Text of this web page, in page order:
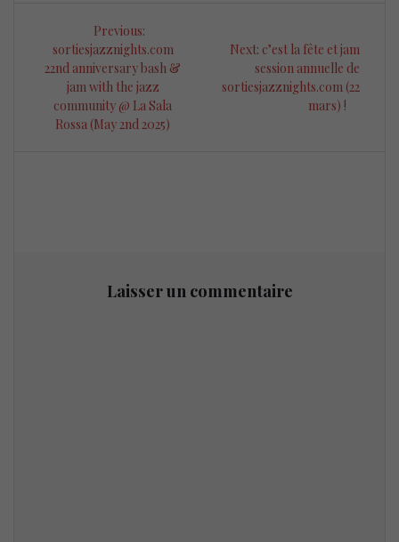
Navigation
l’article
Previous:
post:
sortiesjazznights.com
22nd anniversary bash &
jam with the jazz
community @ La Sala
Rossa (May 2nd 2025)
Next: Next
post:
c’est la fête et jam
session annuelle de
sortiesjazznights.com (22
mars) !
Laisser un commentaire